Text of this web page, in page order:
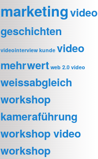
marketingvideo
geschichten
videointerview kunde video
mehrwert web 2.0 video
weissabgleich
workshop
kameraführung
workshop video
workshop